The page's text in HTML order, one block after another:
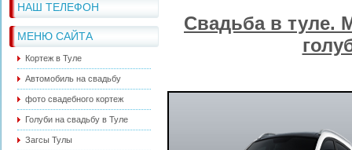
НАШ ТЕЛЕФОН
МЕНЮ САЙТА
Кортеж в Туле
Автомобиль на свадьбу
фото свадебного кортеж
Голуби на свадьбу в Туле
Загсы Тулы
Свадьба в туле.